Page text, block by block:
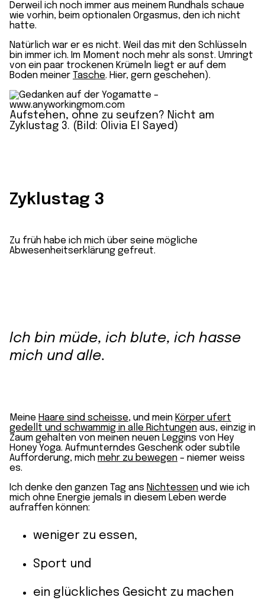
Derweil ich noch immer aus meinem Rundhals schaue
wie vorhin, beim optionalen Orgasmus, den ich nicht
hatte.
Natürlich war er es nicht. Weil das mit den Schlüsseln
bin immer ich. Im Moment noch mehr als sonst. Umringt
von ein paar trockenen Krümeln liegt er auf dem
Boden meiner Tasche. Hier, gern geschehen).
Aufstehen, ohne zu seufzen? Nicht am
Zyklustag 3. (Bild: Olivia El Sayed)
Zyklustag 3
Zu früh habe ich mich über seine mögliche
Abwesenheitserklärung gefreut.
Ich bin müde, ich blute, ich hasse
mich und alle.
Meine Haare sind scheisse, und mein Körper ufert
gedellt und schwammig in alle Richtungen aus, einzig in
Zaum gehalten von meinen neuen Leggins von Hey
Honey Yoga. Aufmunterndes Geschenk oder subtile
Aufforderung, mich mehr zu bewegen – niemer weiss
es.
Ich denke den ganzen Tag ans Nichtessen und wie ich
mich ohne Energie jemals in diesem Leben werde
aufraffen können:
weniger zu essen,
Sport und
ein glückliches Gesicht zu machen